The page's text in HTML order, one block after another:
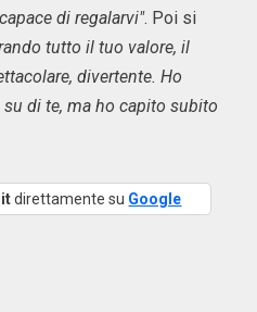
di regalarvi". Poi si
tutto il tuo valore, il
divertente. Ho
di te, ma ho capito subito
direttamente su Google